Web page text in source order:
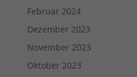
Februar 2024
Dezember 2023
November 2023
Oktober 2023